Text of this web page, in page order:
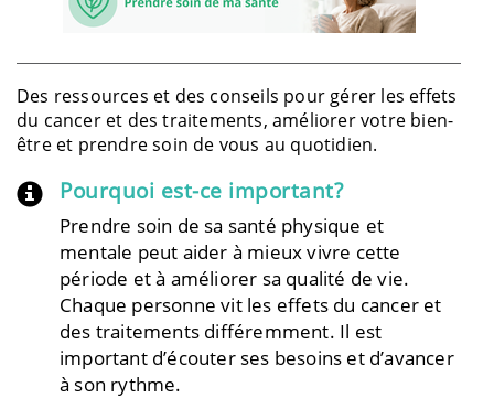
Des ressources et des conseils pour gérer les effets
du cancer et des traitements, améliorer votre bien-
être et prendre soin de vous au quotidien.
Pourquoi est-ce important?
Prendre soin de sa santé physique et
mentale peut aider à mieux vivre cette
période et à améliorer sa qualité de vie.
Chaque personne vit les effets du cancer et
des traitements différemment. Il est
important d’écouter ses besoins et d’avancer
à son rythme.